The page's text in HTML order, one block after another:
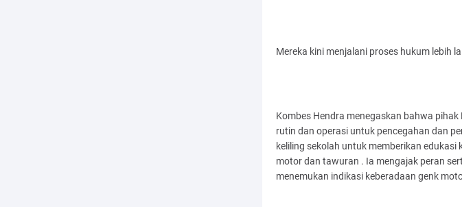
Mereka kini menjalani proses hukum lebih
Kombes Hendra menegaskan bahwa
rutin dan operasi untuk pencegahan dan
keliling sekolah untuk memberikan
motor dan tawuran . Ia mengajak peran
menemukan indikasi keberadaan genk